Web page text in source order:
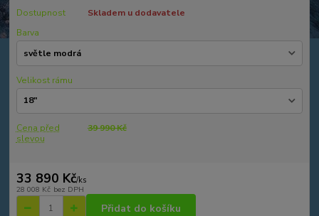
Dostupnost
Skladem u dodavatele
Barva
Velikost rámu
Cena před
slevou
39 990 Kč
33 890 Kč/ks
28 008 Kč bez DPH
Přidat do košíku